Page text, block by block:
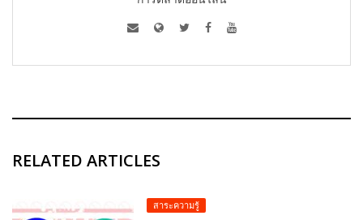
RELATED ARTICLES
สาระความรู้